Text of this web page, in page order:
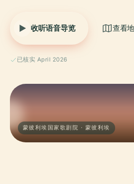
收听语音导览 查看
已核实 April 2026
蒙彼利埃国家歌剧院 · 蒙彼利埃